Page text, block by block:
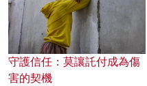
守護信任：莫讓託付成為傷
害的契機